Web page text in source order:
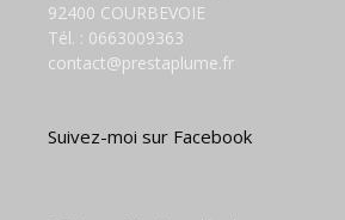
92400 COURBEVOIE
Tél. : 0663009363
contact@prestaplume.fr
Suivez-moi sur Facebook